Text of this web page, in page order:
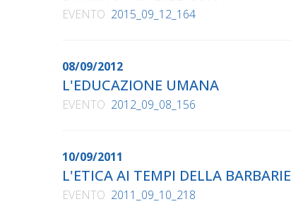
EVENTO 2015_09_12_164
08/09/2012
L'EDUCAZIONE UMANA
EVENTO 2012_09_08_156
10/09/2011
L'ETICA AI TEMPI DELLA BARBARIE
EVENTO 2011_09_10_218